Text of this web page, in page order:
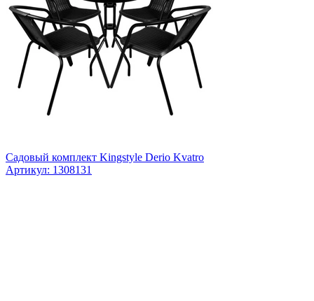
Садовый комплект Kingstyle Derio Kvatro
Артикул: 1308131